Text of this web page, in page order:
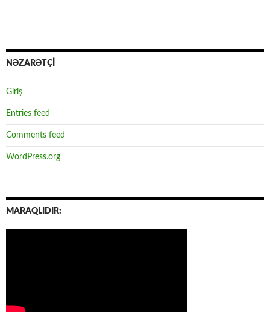
NƏZARƏTÇİ
Giriş
Entries feed
Comments feed
WordPress.org
MARAQLIDIR: